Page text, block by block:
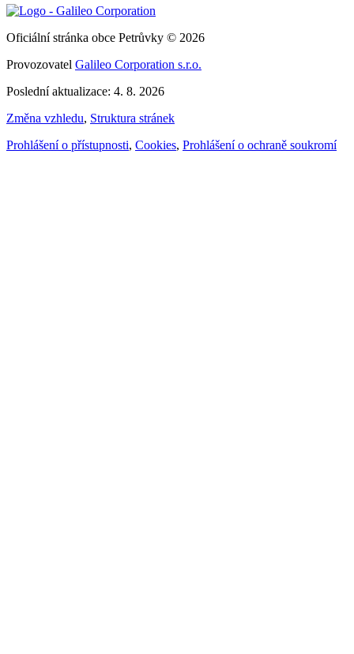
Oficiální stránka obce Petrůvky © 2026
Provozovatel Galileo Corporation s.r.o.
Poslední aktualizace: 4. 8. 2026
Změna vzhledu, Struktura stránek
Prohlášení o přístupnosti, Cookies, Prohlášení o ochraně soukromí